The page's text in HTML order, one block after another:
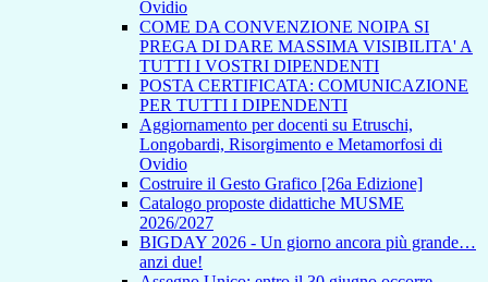
Ovidio
COME DA CONVENZIONE NOIPA SI
PREGA DI DARE MASSIMA VISIBILITA' A
TUTTI I VOSTRI DIPENDENTI
POSTA CERTIFICATA: COMUNICAZIONE
PER TUTTI I DIPENDENTI
Aggiornamento per docenti su Etruschi,
Longobardi, Risorgimento e Metamorfosi di
Ovidio
Costruire il Gesto Grafico [26a Edizione]
Catalogo proposte didattiche MUSME
2026/2027
BIGDAY 2026 - Un giorno ancora più grande…
anzi due!